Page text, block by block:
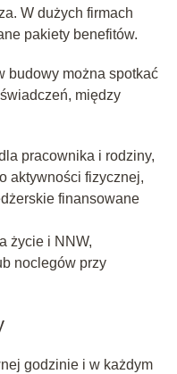
W dużych firmach
pakiety benefitów.
budowy można spotkać
między
pracownika i rodziny,
aktywności fizycznej,
finansowane
życie i NNW,
noclegów przy
godzinie i w każdym